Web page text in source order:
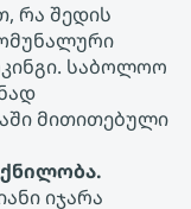
რა შედის
საბოლოო
მითითებული
იჯარა